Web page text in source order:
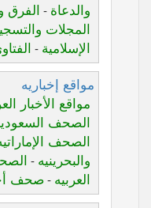
والدعاة - الفرق
المجلات
الإسلامية -
مواقع إخباريه
مواقع الأخبار
الصحف
الصحف
والبحرينيه -
العربيه - صحف